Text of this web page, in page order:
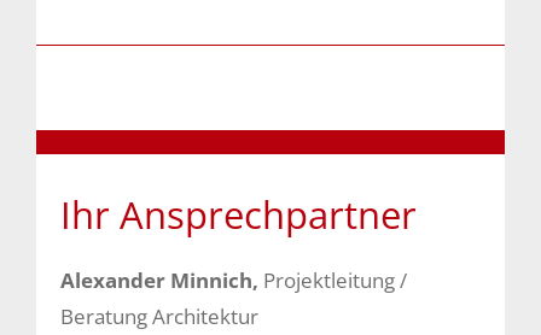
Ihr Ansprechpartner
Alexander Minnich, Projektleitung /
Beratung Architektur